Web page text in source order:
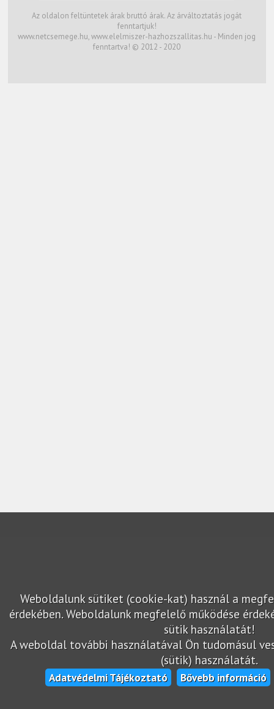
Weboldalunk sütiket (cookie-kat) használ a
érdekében. Weboldalunk megfelelő működése
sütik használatát!
A weboldal további használatával Ön tudomásul
(sütik) használatát.
Adatvédelmi Tájékoztató Bővebb információ
Az oldalon feltüntetek árak bruttó árak. Az árváltoztatás jogát
fenntartjuk!
www.netcsemege.hu, www.elelmiszer-hazhozszallitas.hu - Minden jog
fenntartva! © 2012 - 2020